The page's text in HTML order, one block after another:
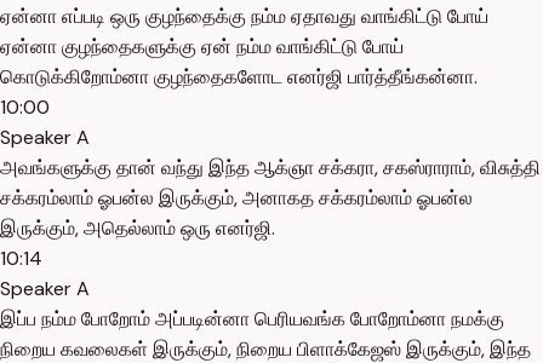
ஏன்னா எப்படி ஒரு குழந்தைக்கு நம்ம ஏதாவது வாங்கிட்டு போய்
ஏன்னா குழந்தைகளுக்கு ஏன் நம்ம வாங்கிட்டு போய்
கொடுக்கிறோம்னா குழந்தைகளோட எனர்ஜி பார்த்தீங்கன்னா.
10:00
Speaker A
அவங்களுக்கு தான் வந்து இந்த ஆக்ஞா சக்கரா, சகஸ்ராராம், விசுத்தி
சக்கரம்லாம் ஓபன்ல இருக்கும், அனாகத சக்கரம்லாம் ஓபன்ல
இருக்கும், அதெல்லாம் ஒரு எனர்ஜி.
10:14
Speaker A
இப்ப நம்ம போறோம் அப்படின்னா பெரியவங்க போறோம்னா நமக்கு
நிறைய கவலைகள் இருக்கும், நிறைய பிளாக்கேஜஸ் இருக்கும், இந்த